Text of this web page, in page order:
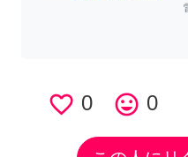
favorite_border 0 tag_faces 0